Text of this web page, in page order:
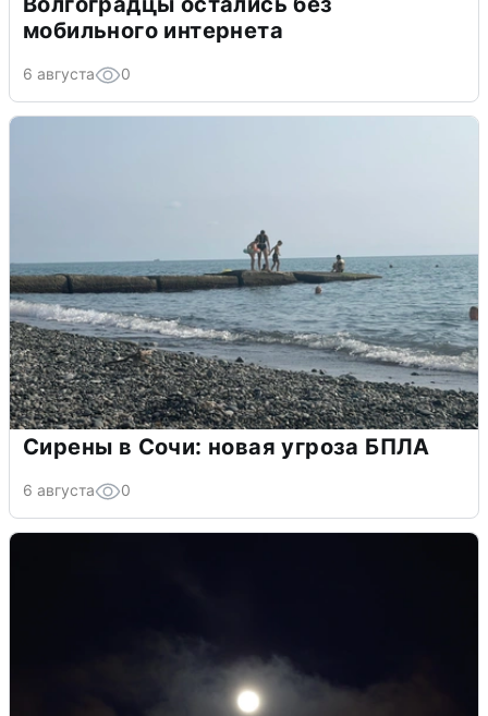
мобильного интернета
6 августа 0
Сирены в Сочи: новая угроза БПЛА
6 августа 0